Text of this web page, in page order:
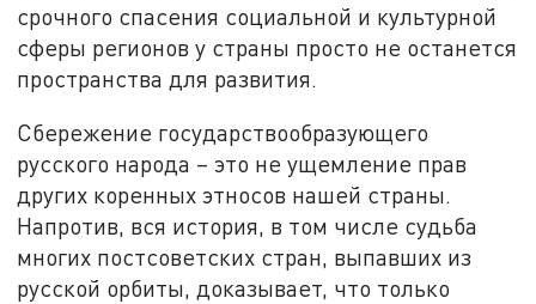
срочного спасения социальной и культурной
сферы регионов у страны просто не останется
пространства для развития.
Сбережение государствообразующего
русского народа – это не ущемление прав
других коренных этносов нашей страны.
Напротив, вся история, в том числе судьба
многих постсоветских стран, выпавших из
русской орбиты, доказывает, что только